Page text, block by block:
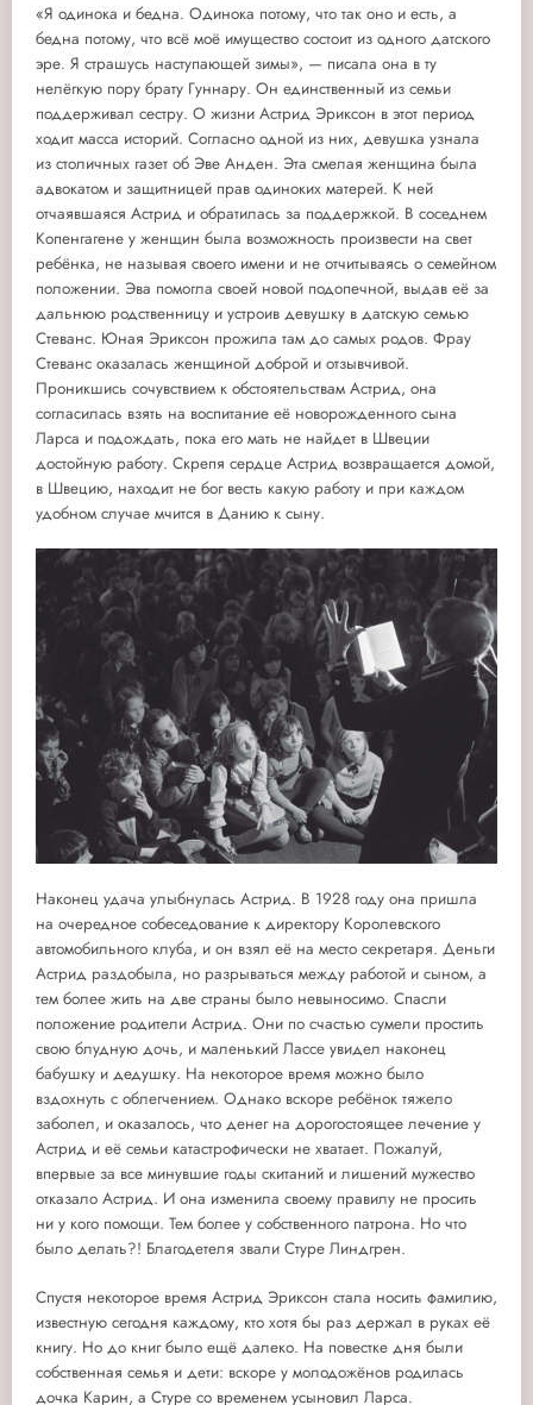
«Я одинока и бедна. Одинока потому, что так оно и есть, а
бедна потому, что всё моё имущество состоит из одного датского
эре. Я страшусь наступающей зимы», — писала она в ту
нелёгкую пору брату Гуннару. Он единственный из семьи
поддерживал сестру. О жизни Астрид Эриксон в этот период
ходит масса историй. Согласно одной из них, девушка узнала
из столичных газет об Эве Анден. Эта смелая женщина была
адвокатом и защитницей прав одиноких матерей. К ней
отчаявшаяся Астрид и обратилась за поддержкой. В соседнем
Копенгагене у женщин была возможность произвести на свет
ребёнка, не называя своего имени и не отчитываясь о семейном
положении. Эва помогла своей новой подопечной, выдав её за
дальнюю родственницу и устроив девушку в датскую семью
Стеванс. Юная Эриксон прожила там до самых родов. Фрау
Стеванс оказалась женщиной доброй и отзывчивой.
Проникшись сочувствием к обстоятельствам Астрид, она
согласилась взять на воспитание её новорожденного сына
Ларса и подождать, пока его мать не найдет в Швеции
достойную работу. Скрепя сердце Астрид возвращается домой,
в Швецию, находит не бог весть какую работу и при каждом
удобном случае мчится в Данию к сыну.
Наконец удача улыбнулась Астрид. В 1928 году она пришла
на очередное собеседование к директору Королевского
автомобильного клуба, и он взял её на место секретаря. Деньги
Астрид раздобыла, но разрываться между работой и сыном, а
тем более жить на две страны было невыносимо. Спасли
положение родители Астрид. Они по счастью сумели простить
свою блудную дочь, и маленький Лассе увидел наконец
бабушку и дедушку. На некоторое время можно было
вздохнуть с облегчением. Однако вскоре ребёнок тяжело
заболел, и оказалось, что денег на дорогостоящее лечение у
Астрид и её семьи катастрофически не хватает. Пожалуй,
впервые за все минувшие годы скитаний и лишений мужество
отказало Астрид. И она изменила своему правилу не просить
ни у кого помощи. Тем более у собственного патрона. Но что
было делать?! Благодетеля звали Стуре Линдгрен.
Спустя некоторое время Астрид Эриксон стала носить фамилию,
известную сегодня каждому, кто хотя бы раз держал в руках её
книгу. Но до книг было ещё далеко. На повестке дня были
собственная семья и дети: вскоре у молодожёнов родилась
дочка Карин, а Стуре со временем усыновил Ларса.